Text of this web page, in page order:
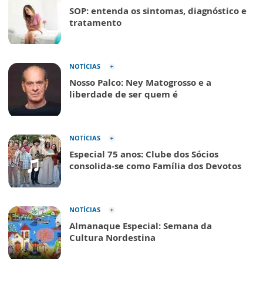
SOP: entenda os sintomas, diagnóstico e
tratamento
NOTÍCIAS
Nosso Palco: Ney Matogrosso e a
liberdade de ser quem é
NOTÍCIAS
Especial 75 anos: Clube dos Sócios
consolida-se como Família dos Devotos
NOTÍCIAS
Almanaque Especial: Semana da
Cultura Nordestina